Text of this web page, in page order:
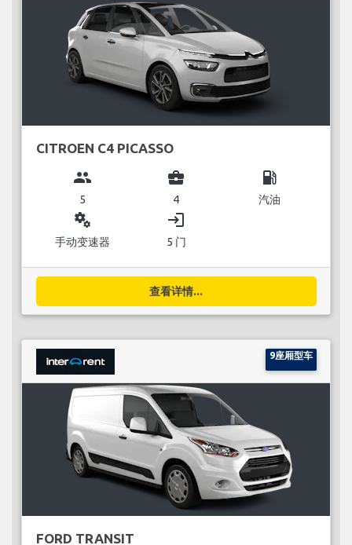
CITROEN C4 PICASSO
group
5
business_center
4
local_gas_station
汽油
miscellaneous_services
手动变速器
login
5 门
查看详情...
9座厢型车
FORD TRANSIT